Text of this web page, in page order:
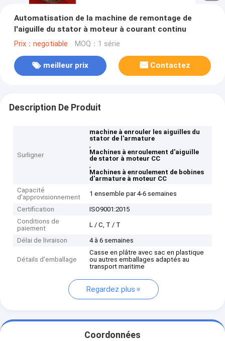
Automatisation de la machine de remontage de
l'aiguille du stator à moteur à courant continu
Prix：negotiable MOQ：1 série
meilleur prix Contactez
Description De Produit
Surligner
machine à enrouler les aiguilles du
stator de l'armature
,
Machines à enroulement d'aiguille
de stator à moteur CC
,
Machines à enroulement de bobines
d'armature à moteur CC
Capacité
d'approvisionnement
1 ensemble par 4-6 semaines
Certification
ISO9001:2015
Conditions de
paiement
L / C, T / T
Délai de livraison 4 à 6 semaines
Détails d'emballage
Casse en plâtre avec sac en plastique
ou autres emballages adaptés au
transport maritime
Regardez plus
Coordonnées